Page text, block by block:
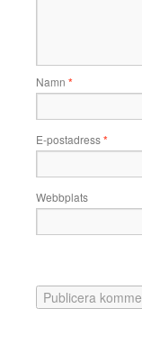
Namn *
E-postadress*
Webbplats